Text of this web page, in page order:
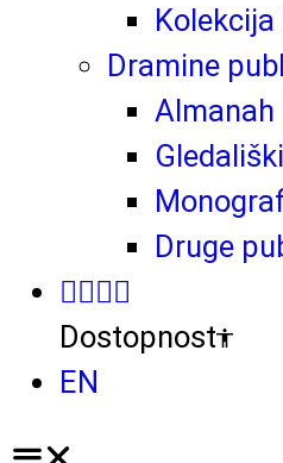
Kolekcija
Dramine
Almanah
Druge
Dostopnost
EN